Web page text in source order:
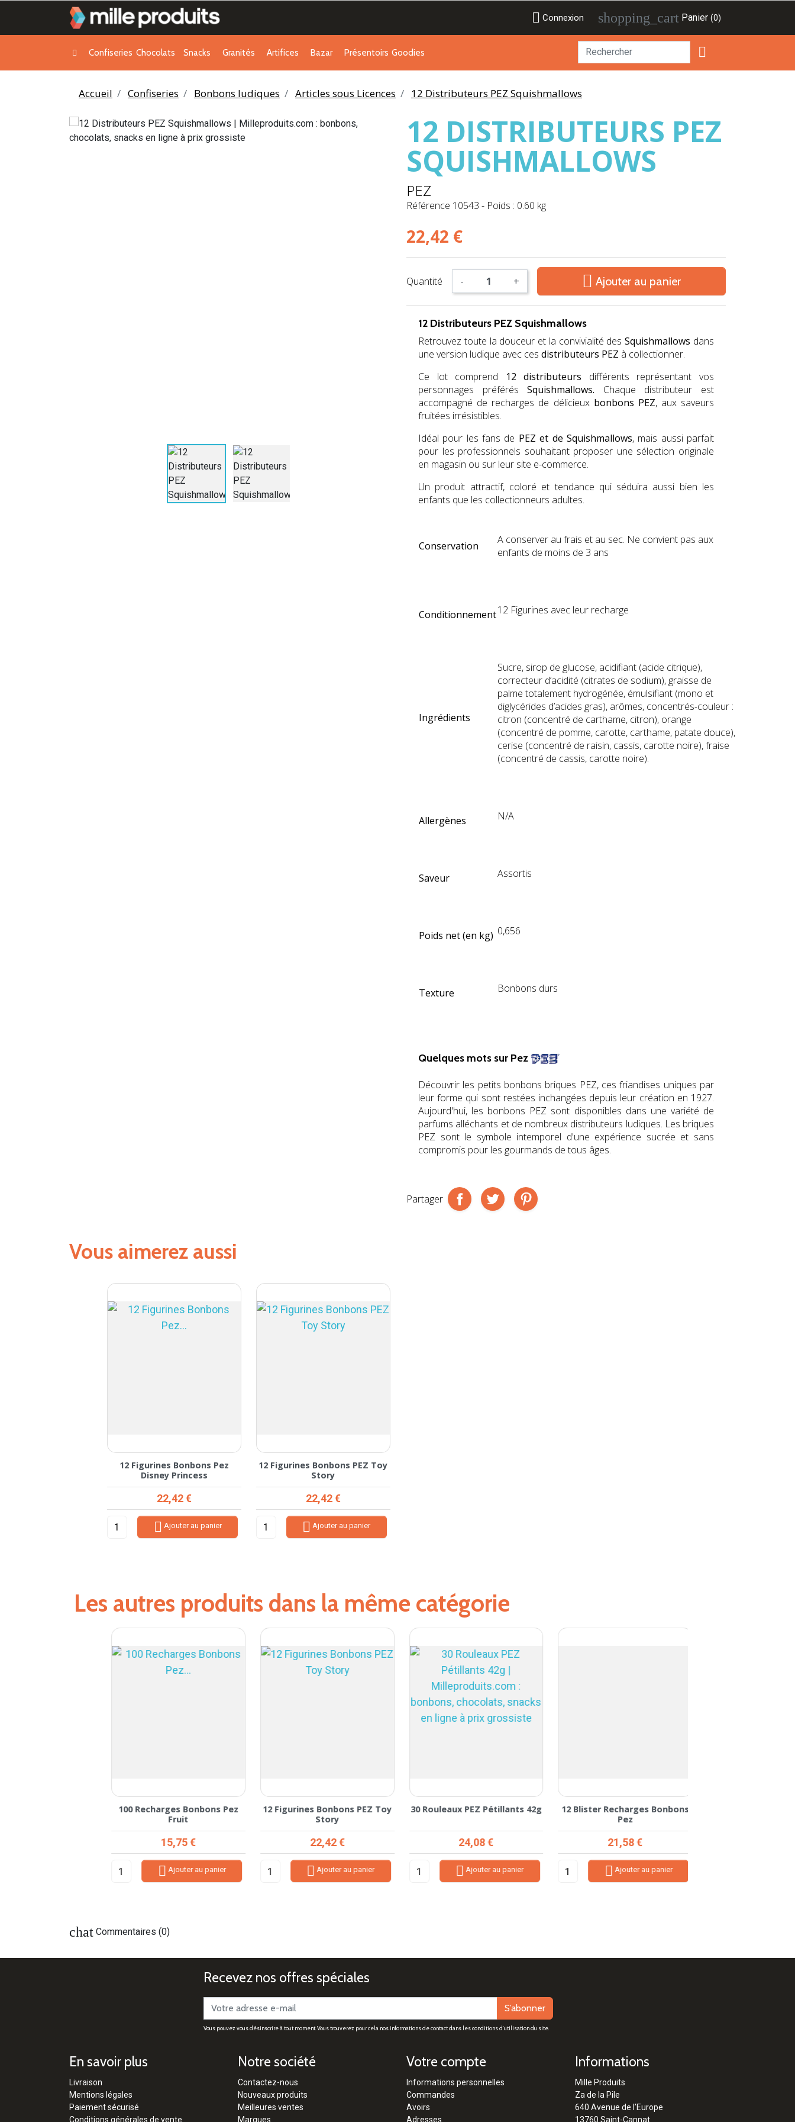
 Connexion shopping_cart Panier (0)
Confiseries Chocolats Snacks Granités Artifices Bazar Présentoirs Goodies 
Accueil Confiseries Bonbons ludiques Articles sous Licences 12 Distributeurs PEZ Squishmallows
12 DISTRIBUTEURS PEZ
SQUISHMALLOWS
PEZ
Référence 10543 - Poids : 0.60 kg
22,42 €
Quantité - +  Ajouter au panier
12 Distributeurs PEZ Squishmallows
Retrouvez toute la douceur et la convivialité desSquishmallows dans
une version ludique avec ces distributeurs PEZ à collectionner.
Ce lot comprend
12 distributeurs différents représentant vos
personnages préférésSquishmallows. Chaque distributeur est
accompagné de recharges de délicieux bonbons PEZ, aux saveurs
fruitées irrésistibles.
Idéal pour les fans de PEZ et de Squishmallows, mais aussi parfait
pour les professionnels souhaitant proposer une sélection originale
en magasin ou sur leur site e-commerce.
Un produit attractif, coloré et tendance qui séduira aussi bien les
enfants que les collectionneurs adultes.
Conservation
A conserver au frais et au sec. Ne convient pas aux
enfants de moins de 3 ans
Conditionnement12 Figurines avec leur recharge
Ingrédients
Sucre, sirop de glucose, acidifiant (acide citrique),
correcteur d’acidité (citrates de sodium), graisse de
palme totalement hydrogénée, émulsifiant (mono et
diglycérides d’acides gras), arômes, concentrés-couleur :
citron (concentré de carthame, citron), orange
(concentré de pomme, carotte, carthame, patate douce),
cerise (concentré de raisin, cassis, carotte noire), fraise
(concentré de cassis, carotte noire).
Allergènes N/A
Saveur Assortis
Poids net (en kg) 0,656
Texture Bonbons durs
Quelques mots sur Pez
Découvrir les petits bonbons briques PEZ, ces friandises uniques par
leur forme qui sont restées inchangées depuis leur création en 1927.
Aujourd'hui, les bonbons PEZ sont disponibles dans une variété de
parfums alléchants et de nombreux distributeurs ludiques. Les briques
PEZ sont le symbole intemporel d'une expérience sucrée et sans
compromis pour les gourmands de tous âges.
Partager
Vous aimerez aussi
12 Figurines Bonbons Pez
Disney Princess
Prix
22,42 €
 Ajouter au panier
12 Figurines Bonbons PEZ Toy
Story
Prix
22,42 €
 Ajouter au panier
Les autres produits dans la même catégorie
100 Recharges Bonbons Pez
Fruit
Prix
15,75 €
 Ajouter au panier
12 Figurines Bonbons PEZ Toy
Story
Prix
22,42 €
 Ajouter au panier
30 Rouleaux PEZ Pétillants 42g
Prix
24,08 €
 Ajouter au panier
12 Blister Recharges Bonbons
Pez
Prix
21,58 €
 Ajouter au panier
chat Commentaires (0)
Recevez nos offres spéciales
S’abonner
Vous pouvez vous désinscrire à tout moment. Vous trouverez pour cela nos informations de contact dans les conditions d'utilisation du site.
En savoir plus
Livraison
Mentions légales
Paiement sécurisé
Conditions générales de vente
Notre société
Contactez-nous
Nouveaux produits
Meilleures ventes
Marques
Votre compte
Informations personnelles
Commandes
Avoirs
Adresses
Informations
Mille Produits
Za de la Pile
640 Avenue de l’Europe
13760 Saint-Cannat